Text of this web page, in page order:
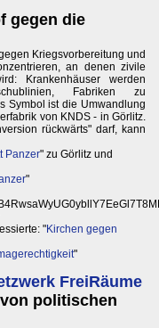
gegen die
Kriegsvorbereitung und
an denen zivile
Krankenhäuser werden
Fabriken zu
Symbol ist die Umwandlung
von KNDS - in Görlitz.
rückwärts" darf, kann
Panzer" zu Görlitz und
"
"Kirchen gegen
"
FreiRäume
politischen